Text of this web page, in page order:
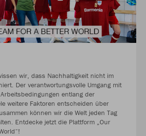
wir, dass Nachhaltigkeit nicht im
Der verantwortungsvolle Umgang mit
entlang der
weitere Faktoren entscheiden über
können wir die Welt jeden Tag
Entdecke jetzt die Plattform „Our